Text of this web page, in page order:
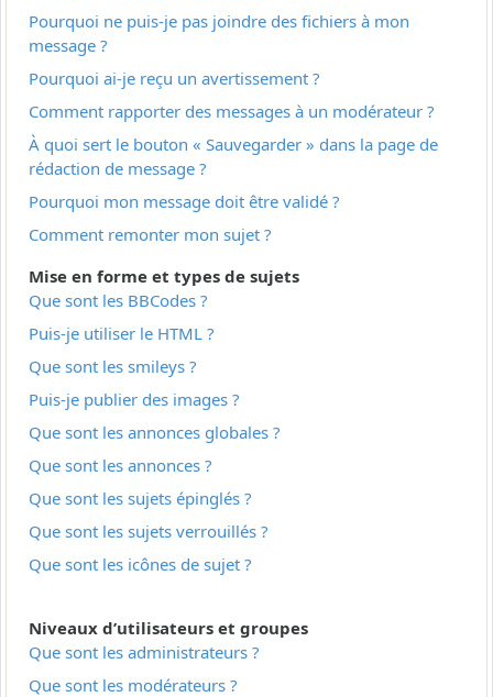
Pourquoi ne puis-je pas joindre des fichiers à mon
message ?
Pourquoi ai-je reçu un avertissement ?
Comment rapporter des messages à un modérateur ?
À quoi sert le bouton « Sauvegarder » dans la page de
rédaction de message ?
Pourquoi mon message doit être validé ?
Comment remonter mon sujet ?
Mise en forme et types de sujets
Que sont les BBCodes ?
Puis-je utiliser le HTML ?
Que sont les smileys ?
Puis-je publier des images ?
Que sont les annonces globales ?
Que sont les annonces ?
Que sont les sujets épinglés ?
Que sont les sujets verrouillés ?
Que sont les icônes de sujet ?
Niveaux d’utilisateurs et groupes
Que sont les administrateurs ?
Que sont les modérateurs ?